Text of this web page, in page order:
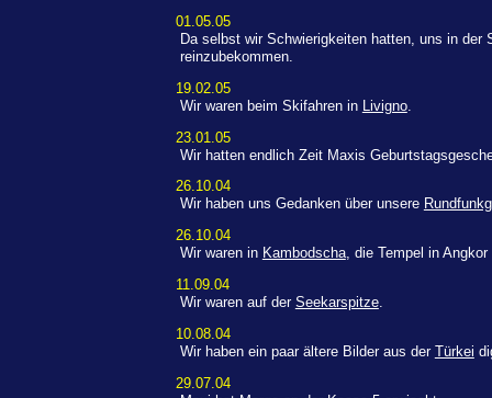
01.05.05
Da selbst wir Schwierigkeiten hatten, uns in
reinzubekommen.
19.02.05
Wir waren beim Skifahren in
Livigno.
23.01.05
Wir hatten endlich Zeit Maxis
26.10.04
Wir haben uns Gedanken über unsere
26.10.04
Wir waren in Kambodscha, die Tempel in
11.09.04
Wir waren auf der Seekarspitze.
10.08.04
Wir haben ein paar ältere Bilder aus der Türkei
29.07.04